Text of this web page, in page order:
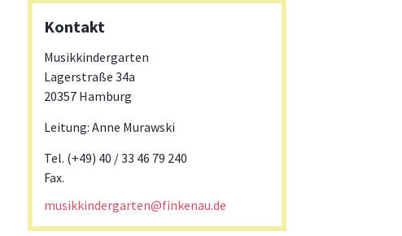
Kontakt
Musikkindergarten
Lagerstraße 34a
20357 Hamburg
Leitung: Anne Murawski
Tel. (+49) 40 / 33 46 79 240
Fax.
musikkindergarten@finkenau.de